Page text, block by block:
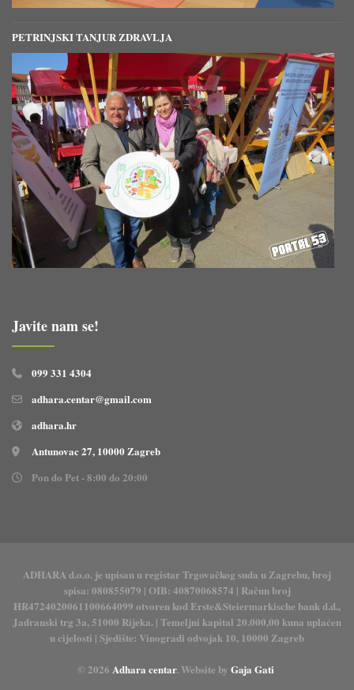
PETRINJSKI TANJUR ZDRAVLJA
Javite nam se!
099 331 4304
adhara.centar@gmail.com
adhara.hr
Antunovac 27, 10000 Zagreb
Pon do Pet - 8:00 do 20:00
ADHARA d.o.o. je upisan u registar Trgovačkog suda u Zagrebu, broj
spisa: 080855079 | OIB: 40870068574 | Račun broj
HR4724020061100664099 otvoren kod Erste&Steiermarkische bank d.d.,
Jadranski trg 3a, 51000 Rijeka. | Temeljni kapital 20.000,00 kuna uplaćen
u cijelosti | Sjedište: Vinogradi odvojak 10, 10000 Zagreb
© 2026 Adhara centar. Website by Gaja Gati